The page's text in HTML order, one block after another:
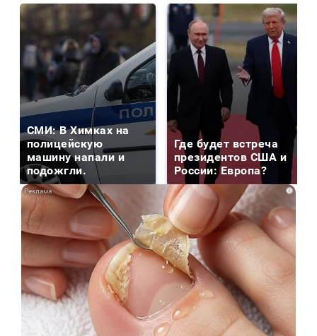
СМИ: В Химках на
полицейскую
машину напали и
подожгли.
Где будет встреча
президентов США и
России: Европа?
i